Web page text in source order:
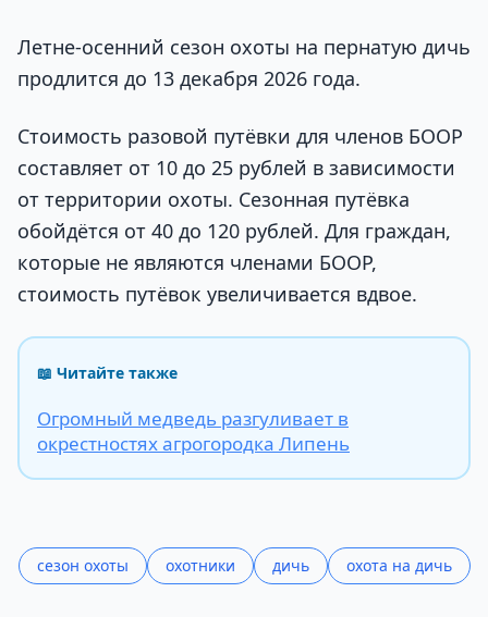
Летне-осенний сезон охоты на пернатую дичь
продлится до 13 декабря 2026 года.
Стоимость разовой путёвки для членов БООР
составляет от 10 до 25 рублей в зависимости
от территории охоты. Сезонная путёвка
обойдётся от 40 до 120 рублей. Для граждан,
которые не являются членами БООР,
стоимость путёвок увеличивается вдвое.
📖 Читайте также
Огромный медведь разгуливает в
окрестностях агрогородка Липень
сезон охоты охотники дичь охота на дичь